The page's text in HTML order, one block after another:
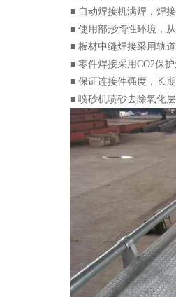
■ 自动焊接机满焊，焊
■ 使用部形惰性环境，
■ 板材中缝焊接采用轨
■ 零件焊接采用CO2保
■ 保证连接件强度，长
■ 喷砂机喷砂去除氧化